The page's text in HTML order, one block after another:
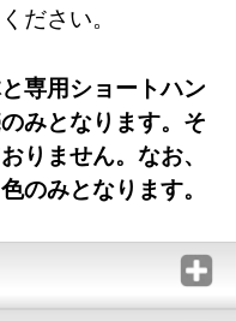
ださい。
専用ショートハン
みとなります。そ
りません。なお、
のみとなります。